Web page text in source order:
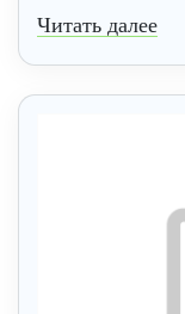
Читать далее